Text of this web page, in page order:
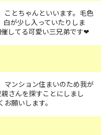
ことちゃんといいます。毛色
が少し入っていたりしま
してる可愛い三兄弟です❤
マンション住まいのため我が
さんを探すことにしまし
願いします。